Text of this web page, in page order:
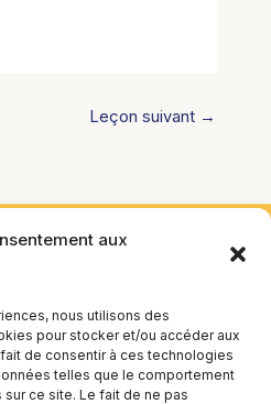
aux
nous utilisons des
pour stocker et/ou accéder aux
de consentir à ces technologies
telles que le comportement
ce site. Le fait de ne pas
Leçon suivant →
5748 9e Avenue, Montréal (QC)
Canada